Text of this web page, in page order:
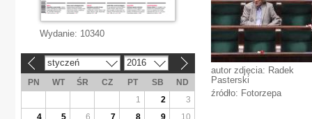
autor zdjęcia: Radek
Pasterski
źródło: Fotorzepa
Wydanie: 10340
styczeń 2016
PN WT ŚR CZ PT SB
ND
1
2
3
4
5 6 7 8 9
10